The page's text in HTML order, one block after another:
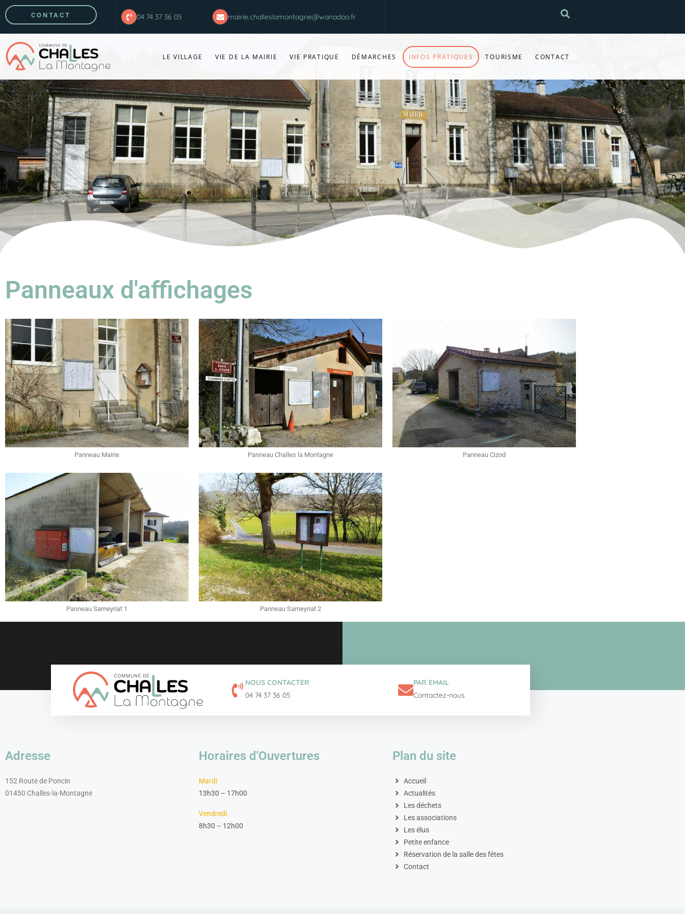
CONTACT 04 74 37 36 05 mairie.challeslamontagne@wanadoo.fr
LE VILLAGE VIE DE LA MAIRIE VIE PRATIQUE DÉMARCHES INFOS PRATIQUES TOURISME CONTACT
Panneaux d'affichages
Panneau Mairie Panneau Challes la Montagne Panneau Cizod
Panneau Sameyriat 1 Panneau Sameyriat 2
NOUS CONTACTER
04 74 37 36 05
PAR EMAIL
Contactez-nous
Adresse
152 Route de Poncin
01450 Challes-la-Montagne
Horaires d'Ouvertures
Mardi
13h30 – 17h00
Vendredi
8h30 – 12h00
Plan du site
Accueil
Actualités
Les déchets
Les associations
Les élus
Petite enfance
Réservation de la salle des fêtes
Contact